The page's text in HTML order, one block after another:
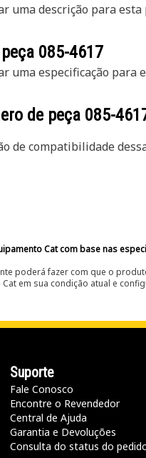
uma descrição para esta
085-4617
uma especificação para
de peça 085-
de compatibilidade
Cat com base nas
poderá fazer com que o
em sua condição atual e
Suporte
Fale Conosco
Encontre o Revendedor
Central de Ajuda
Garantia e Devoluções
Consulta do status do